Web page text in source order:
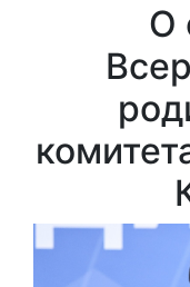
О